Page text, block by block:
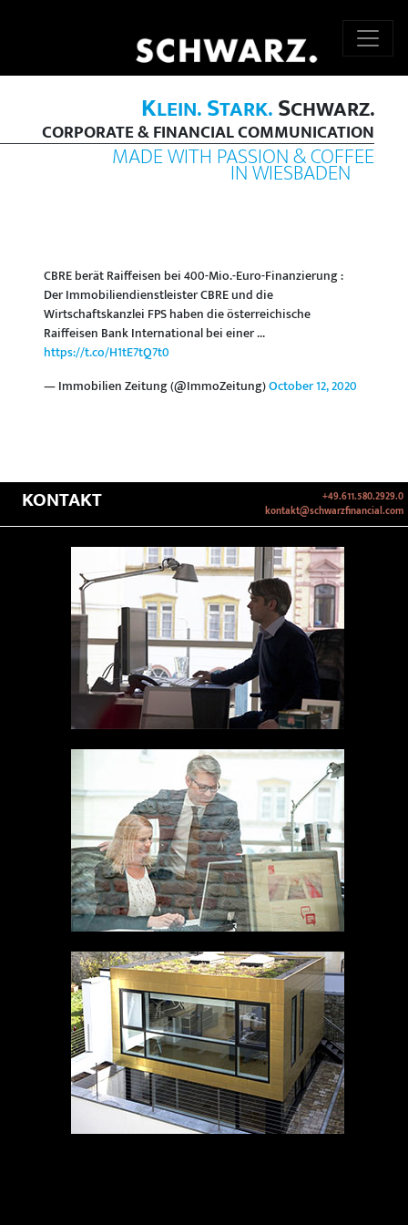
KLEIN.STARK.SCHWARZ.
CORPORATE & FINANCIAL COMMUNICATION
MADE WITH PASSION & COFFEE
IN WIESBADEN
CBRE berät Raiffeisen bei 400-Mio.-Euro-Finanzierung :
Der Immobiliendienstleister CBRE und die
Wirtschaftskanzlei FPS haben die österreichische
Raiffeisen Bank International bei einer ...
https://t.co/H1tE7tQ7t0
— Immobilien Zeitung (@ImmoZeitung)October 12, 2020
KONTAKT
+49.611.580.2929.0
kontakt@schwarzfinancial.com